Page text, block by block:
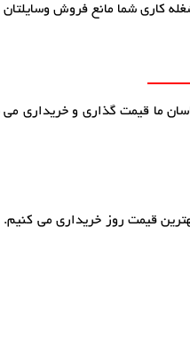
کاری شما مانع فروش
ما قیمت گذاری و خریداری می
قیمت روز خریداری می کنیم.